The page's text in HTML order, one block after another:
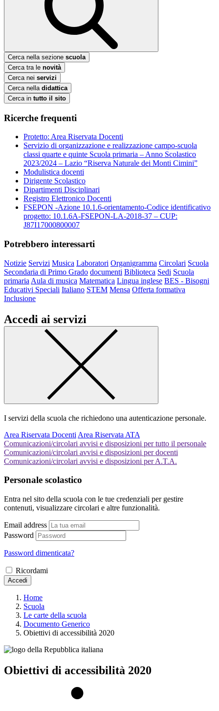
Cerca nella sezione scuola
Cerca tra le novità
Cerca nei servizi
Cerca nella didattica
Cerca in tutto il sito
Ricerche frequenti
Protetto: Area Riservata Docenti
Servizio di organizzazione e realizzazione campo-scuola
classi quarte e quinte Scuola primaria – Anno Scolastico
2023/2024 – Lazio “Riserva Naturale dei Monti Cimini”
Modulistica docenti
Dirigente Scolastico
Dipartimenti Disciplinari
Registro Elettronico Docenti
FSEPON -Azione 10.1.6-orientamento-Codice identificativo
progetto: 10.1.6A-FSEPON-LA-2018-37 – CUP:
J87I17000800007
Potrebbero interessarti
Notizie Servizi Musica Laboratori Organigramma Circolari Scuola
Secondaria di Primo Grado documenti Biblioteca Sedi Scuola
primaria Aula di musica Matematica Lingua inglese BES - Bisogni
Educativi Speciali Italiano STEM Mensa Offerta formativa
Inclusione
Accedi ai servizi
I servizi della scuola che richiedono una autenticazione personale.
Area Riservata Docenti Area Riservata ATA
Comunicazioni/circolari avvisi e disposizioni per tutto il personale
Comunicazioni/circolari avvisi e disposizioni per docenti
Comunicazioni/circolari avvisi e disposizioni per A.T.A.
Personale scolastico
Entra nel sito della scuola con le tue credenziali per gestire
contenuti, visualizzare circolari e altre funzionalità.
Email address
Password
Password dimenticata?
Ricordami
Accedi
Home
Scuola
Le carte della scuola
Documento Generico
Obiettivi di accessibilità 2020
Obiettivi di accessibilità 2020